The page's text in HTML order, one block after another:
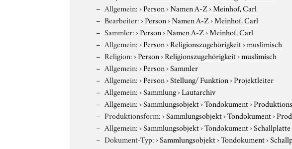
Allgemein:›Person›Namen A-Z›Meinhof, Carl
Bearbeiter:›Person›Namen A-Z›Meinhof, Carl
Sammler:›Person›Namen A-Z›Meinhof, Carl
Allgemein:›Person›Religionszugehörigkeit›muslimisch
Religion:›Person›Religionszugehörigkeit›muslimisch
Allgemein:›Person›Sammler
Allgemein:›Person›Stellung/ Funktion›Projektleiter
Allgemein:›Sammlung›Lautarchiv
Allgemein:›Sammlungsobjekt›Tondokument›
Produktionsform:›Sammlungsobjekt›Tondokument›
Allgemein:›Sammlungsobjekt›Tondokument›Schallplatte
Dokument-Typ:›Sammlungsobjekt›Tondokument›